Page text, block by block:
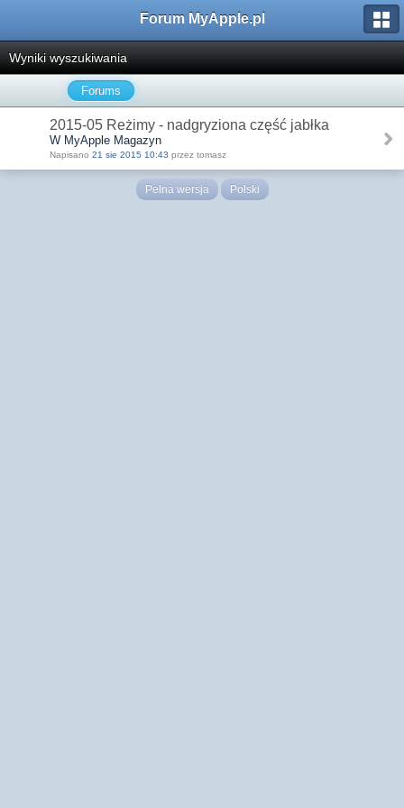
Forum MyApple.pl
Wyniki wyszukiwania
Forums
2015-05 Reżimy - nadgryziona część jabłka
W MyApple Magazyn
Napisano 21 sie 2015 10:43 przez tomasz
Pełna wersja Polski